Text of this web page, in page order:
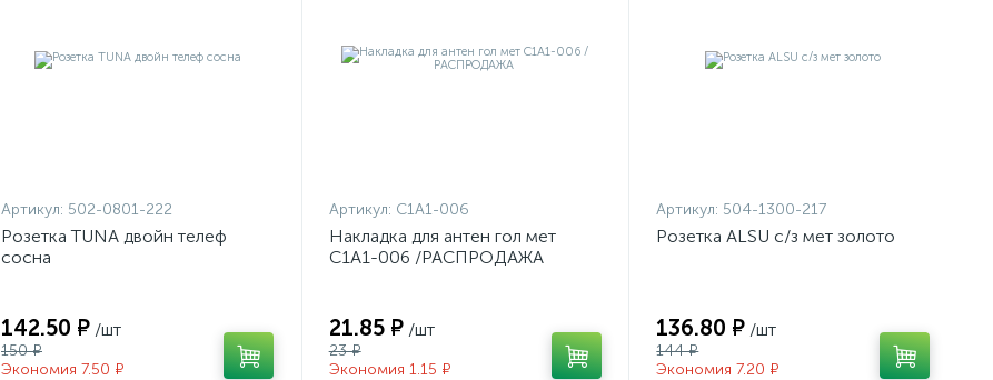
Артикул: 502-0801-222
Розетка TUNA двойн телеф
сосна
142.50 ₽ /шт
150 ₽
Экономия 7.50 ₽
Артикул: С1А1-006
Накладка для антен гол мет
С1А1-006 /РАСПРОДАЖА
21.85 ₽ /шт
23 ₽
Экономия 1.15 ₽
Артикул: 504-1300-217
Розетка ALSU с/з мет золото
136.80 ₽ /шт
144 ₽
Экономия 7.20 ₽